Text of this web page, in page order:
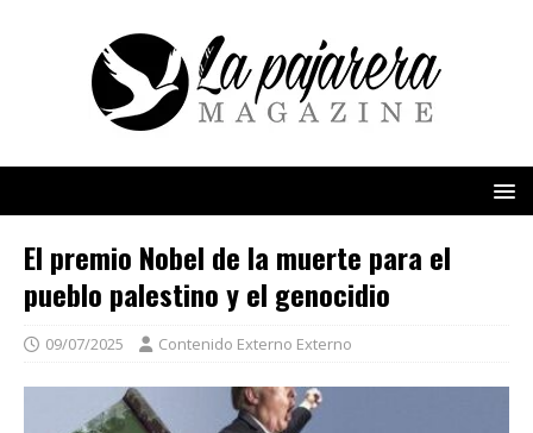
El premio Nobel de la muerte para el
pueblo palestino y el genocidio
09/07/2025 Contenido Externo Externo